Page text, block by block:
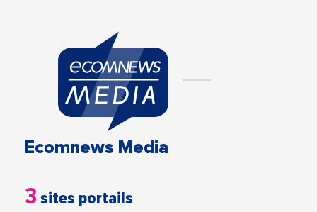
Ecomnews Media
3 sites portails